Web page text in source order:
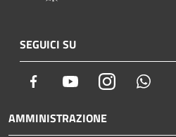
SEGUICI SU
Facebook YoutubeInstagram
AMMINISTRAZIONE